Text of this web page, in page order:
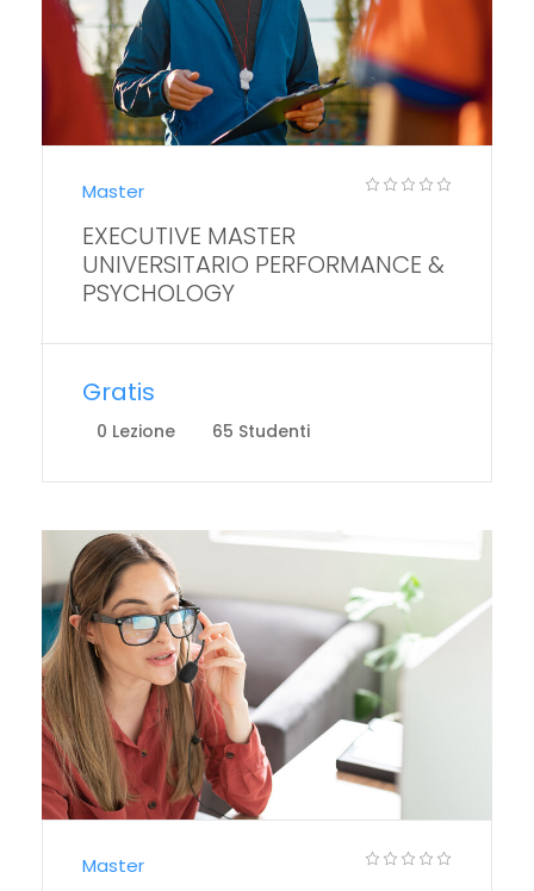
Master
EXECUTIVE MASTER
UNIVERSITARIO PERFORMANCE &
PSYCHOLOGY
Gratis
0 Lezione 65 Studenti
Master